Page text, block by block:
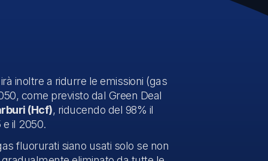
inoltre a ridurre le emissioni (gas
come previsto dal Green Deal
(Hcf), riducendo del 98% il
il 2050.
fluorurati siano usati solo se non
eliminato da tutte le